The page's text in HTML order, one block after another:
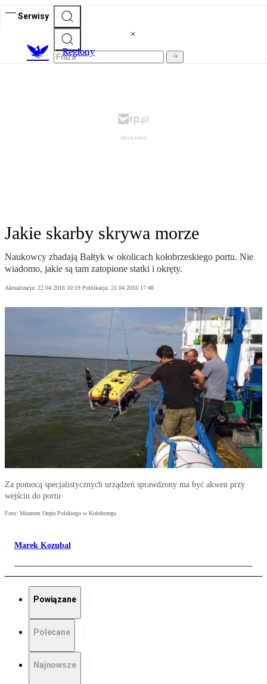
Serwisy
Regiony
Jakie skarby skrywa morze
Naukowcy zbadają Bałtyk w okolicach kołobrzeskiego portu. Nie
wiadomo, jakie są tam zatopione statki i okręty.
Aktualizacja: 22.04.2016 10:19 Publikacja: 21.04.2016 17:48
Za pomocą specjalistycznych urządzeń sprawdzony ma być akwen przy
wejściu do portu
Foto: Muzeum Oręża Polskiego w Kołobrzegu
Marek Kozubal
Powiązane
Polecane
Najnowsze